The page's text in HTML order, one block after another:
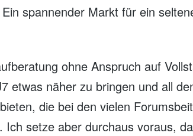
spannender Markt für ein
ohne Anspruch auf
etwas näher zu bringen und all
die bei den vielen
Ich setze aber durchaus voraus,